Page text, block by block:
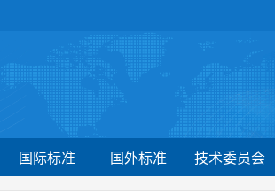
国际标准 国外标准 技术委员会